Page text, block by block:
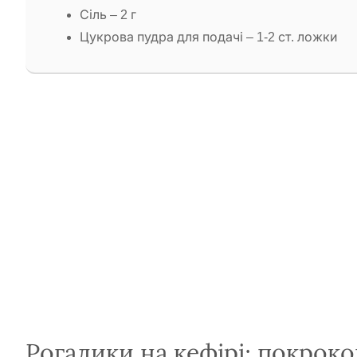
Сіль – 2 г
Цукрова пудра для подачі – 1-2 ст. ложки